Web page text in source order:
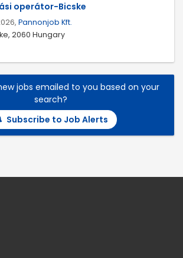
operátor-Bicske
Pannonjob Kft.
2060 Hungary
jobs emailed to you based on your
search?
Subscribe to Job Alerts